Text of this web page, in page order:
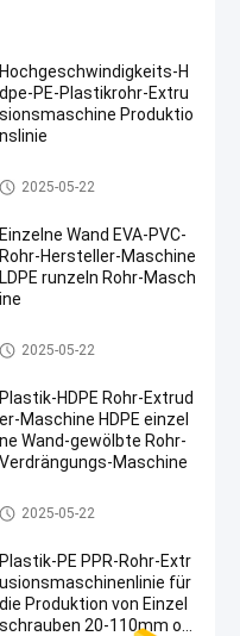
Hochgeschwindigkeits-H
dpe-PE-Plastikrohr-Extru
sionsmaschine Produktio
nslinie
HDPE Rohr-Extruder-Maschine
2025-05-22
Einzelne Wand EVA-PVC-
Rohr-Hersteller-Maschine
LDPE runzeln Rohr-Masch
ine
HDPE Rohr-Extruder-Maschine
2025-05-22
Plastik-HDPE Rohr-Extrud
er-Maschine HDPE einzel
ne Wand-gewölbte Rohr-
Verdrängungs-Maschine
HDPE Rohr-Extruder-Maschine
2025-05-22
Plastik-PE PPR-Rohr-Extr
usionsmaschinenlinie für
die Produktion von Einzel
schrauben 20-110mm od